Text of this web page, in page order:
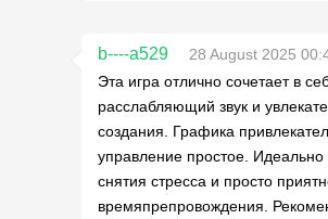
b----a529
28 August 2025
Эта игра отлично сочетает в
расслабляющий звук и
создания. Графика
управление простое. Идеально
снятия стресса и просто
времяпрепровождения.